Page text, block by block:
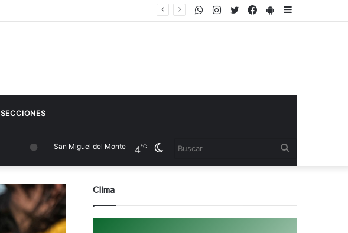
PlayStore
Facebook
Twitter
Instagram
WhatsApp
SECCIONES
Cambiar
San Miguel del Monte 4℃
Clima